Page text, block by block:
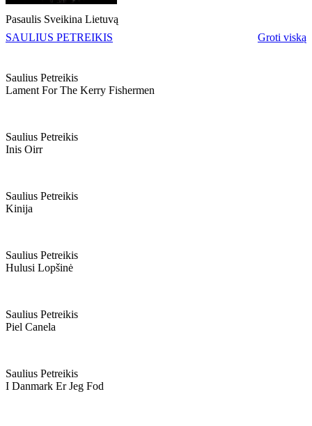
Pasaulis Sveikina Lietuvą
SAULIUS PETREIKIS
Groti viską
Saulius Petreikis
Lament For The Kerry Fishermen
Saulius Petreikis
Inis Oirr
Saulius Petreikis
Kinija
Saulius Petreikis
Hulusi Lopšinė
Saulius Petreikis
Piel Canela
Saulius Petreikis
I Danmark Er Jeg Fod